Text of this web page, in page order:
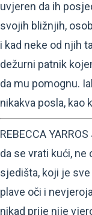
uvjeren da ih
svojih bližnjih,
i kad neke od njih
dežurni patnik
da mu pomognu.
nikakva posla, kao
REBECCA
da se vrati kući,
sjedišta, koji je
plave oči i
nikad prije nije